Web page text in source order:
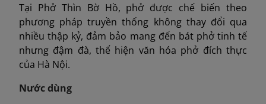
Tại Phở Thìn Bờ Hồ, phở được chế biến theo
phương pháp truyền thống không thay đổi qua
nhiều thập kỷ, đảm bảo mang đến bát phở tinh tế
nhưng đậm đà, thể hiện văn hóa phở đích thực
của Hà Nội.
Nước dùng